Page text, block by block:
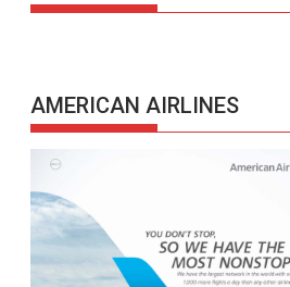
AMERICAN AIRLINES